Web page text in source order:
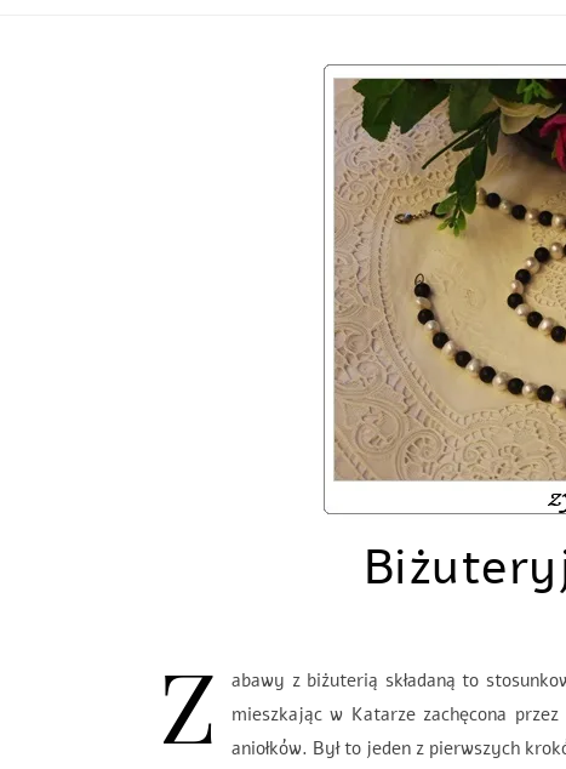
Z
abawy z biżuterią składaną to
mieszkając w Katarze zachęcona
aniołków. Był to jeden z pierwszych